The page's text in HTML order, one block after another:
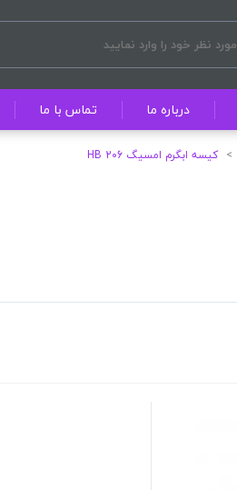
درباره ما تماس با ما
کیسه ابگرم امسیگ HB 206